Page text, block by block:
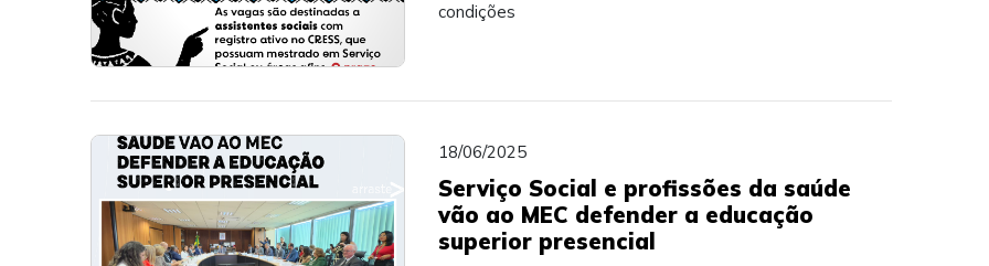
condições
18/06/2025
Serviço Social e profissões da saúde
vão ao MEC defender a educação
superior presencial